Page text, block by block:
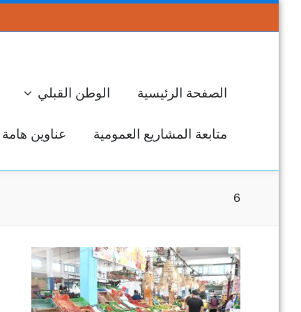
الصفحة الرئيسية الوطن القبلي
متابعة المشاريع العمومية عناوين هامة
6